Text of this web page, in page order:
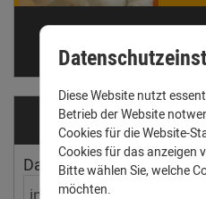
Telefon: +49
Dachfläche
Diese Website nutzt
Betrieb der Website
Cookies für die Website-
Cookies für das anzeigen
Bitte wählen Sie, welche
möchten.